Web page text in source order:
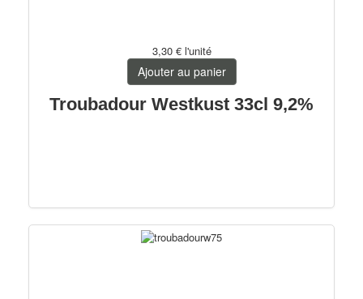
3,30 € l'unité
Ajouter au panier
Troubadour Westkust 33cl 9,2%